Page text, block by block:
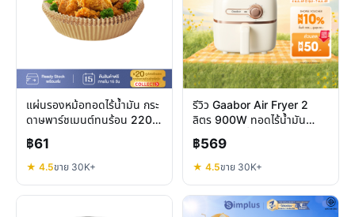
แผ่นรองหม้อทอดไร้น้ำมัน กระ
ดาษพาร์ชเมนต์ทนร้อน 220
องศา คุ้มไหม
฿61
★ 4.5ขาย 30K+
รีวิว Gaabor Air Fryer 2
ลิตร 900W ทอดไร้น้ำมัน
ประหยัดพื้นที่จริงไหม
฿569
★ 4.5ขาย 30K+